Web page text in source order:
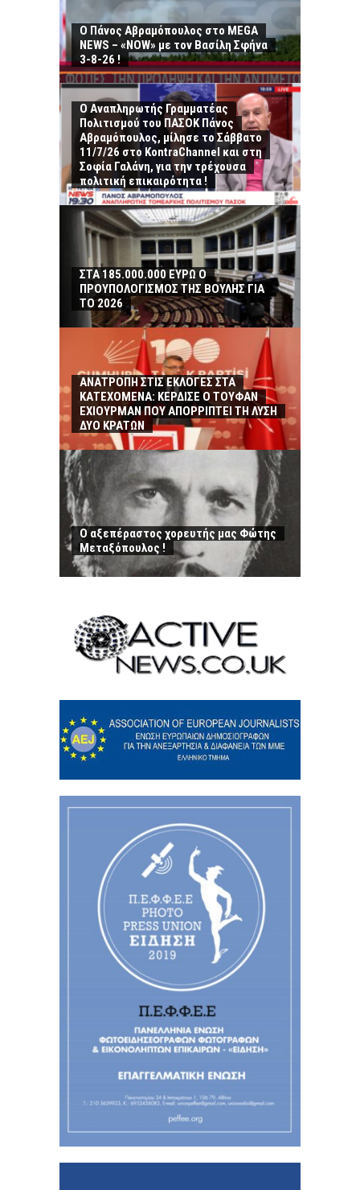
Ο Πάνος Αβραμόπουλος στο MEGA
NEWS – «NOW» με τον Βασίλη Σφήνα
3-8-26 !
Ο Αναπληρωτής Γραμματέας
Πολιτισμού του ΠΑΣΟΚ Πάνος
Αβραμόπουλος, μίλησε το Σάββατο
11/7/26 στο KontraChannel και στη
Σοφία Γαλάνη, για την τρέχουσα
πολιτική επικαιρότητα !
ΣΤΑ 185.000.000 ΕΥΡΩ Ο
ΠΡΟΥΠΟΛΟΓΙΣΜΟΣ ΤΗΣ ΒΟΥΛΗΣ ΓΙΑ
ΤΟ 2026
ΑΝΑΤΡΟΠΗ ΣΤΙΣ ΕΚΛΟΓΕΣ ΣΤΑ
ΚΑΤΕΧΟΜΕΝΑ: ΚΕΡΔΙΣΕ Ο ΤΟΥΦΑΝ
ΕΧΙΟΥΡΜΑΝ ΠΟΥ ΑΠΟΡΡΙΠΤΕΙ ΤΗ ΛΥΣΗ
ΔΥΟ ΚΡΑΤΩΝ
Ο αξεπέραστος χορευτής μας Φώτης
Μεταξόπουλος !